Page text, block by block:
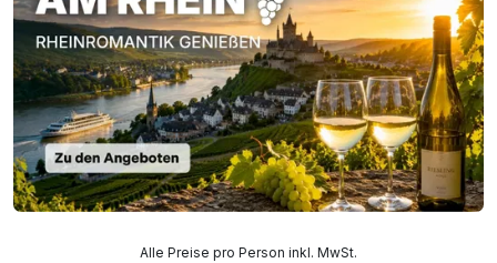
Alle Preise pro Person inkl. MwSt.